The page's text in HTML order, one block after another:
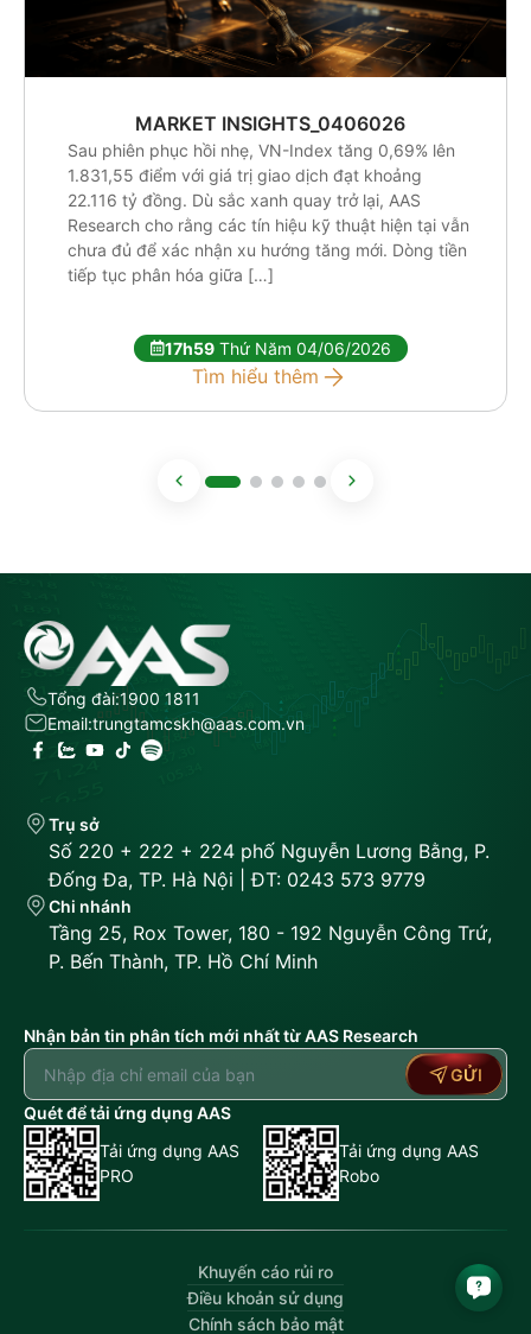
MARKET INSIGHTS_0406026
Sau phiên phục hồi nhẹ, VN-Index tăng 0,69% lên
1.831,55 điểm với giá trị giao dịch đạt khoảng
22.116 tỷ đồng. Dù sắc xanh quay trở lại, AAS
Research cho rằng các tín hiệu kỹ thuật hiện tại vẫn
chưa đủ để xác nhận xu hướng tăng mới. Dòng tiền
tiếp tục phân hóa giữa […]
17h59Thứ Năm 04/06/2026
Tìm hiểu thêm
Tổng đài:1900 1811
Email:trungtamcskh@aas.com.vn
Trụ sở
Số 220 + 222 + 224 phố Nguyễn Lương Bằng, P.
Đống Đa, TP. Hà Nội | ĐT: 0243 573 9779
Chi nhánh
Tầng 25, Rox Tower, 180 - 192 Nguyễn Công Trứ,
P. Bến Thành, TP. Hồ Chí Minh
Nhận bản tin phân tích mới nhất từ AAS Research
GỬI
Quét để tải ứng dụng AAS
Tải ứng dụng AAS
PRO
Tải ứng dụng AAS
Robo
Khuyến cáo rủi ro
Điều khoản sử dụng
Chính sách bảo mật